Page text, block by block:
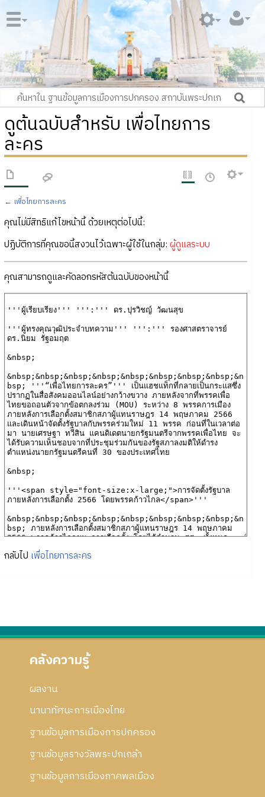
ดูต้นฉบับสำหรับ เพื่อไทยการ
ละคร
← เพื่อไทยการละคร
คุณไม่มีสิทธิแก้ไขหน้านี้ ด้วยเหตุต่อไปนี้:
ปฏิบัติการที่คุณขอนี้สงวนไว้เฉพาะผู้ใช้ในกลุ่ม: ผู้ดูแลระบบ
คุณสามารถดูและคัดลอกรหัสต้นฉบับของหน้านี้
กลับไป เพื่อไทยการละคร
คลังความรู้
ผลงาน
นานาทัศนะการเมืองไทย
ฐานข้อมูลการเมืองการปกครอง
ฐานข้อมูลรางวัลพระปกเกล้า
ฐานข้อมูลการเมืองภาคพลเมือง